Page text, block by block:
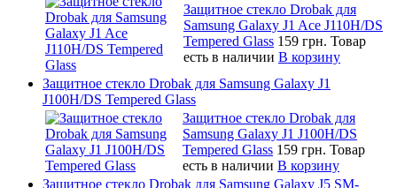
Защитное стекло Drobak для
Samsung Galaxy J1 Ace J110H/DS
Tempered Glass 159 грн. Товар
есть в наличии В корзину
Защитное стекло Drobak для Samsung Galaxy J1
J100H/DS Tempered Glass
Защитное стекло Drobak для
Samsung Galaxy J1 J100H/DS
Tempered Glass 159 грн. Товар
есть в наличии В корзину
Защитное стекло Drobak для Samsung Galaxy J5 SM-